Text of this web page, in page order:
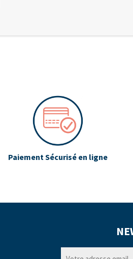
Paiement Sécurisé en ligne